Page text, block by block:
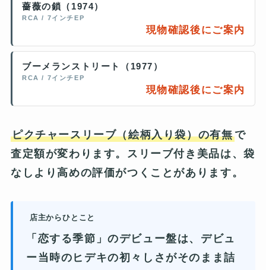
薔薇の鎖（1974）
RCA / 7インチEP
現物確認後にご案内
ブーメランストリート（1977）
RCA / 7インチEP
現物確認後にご案内
ピクチャースリーブ（絵柄入り袋）の有無で
査定額が変わります。スリーブ付き美品は、袋
なしより高めの評価がつくことがあります。
店主からひとこと
「恋する季節」のデビュー盤は、デビュ
ー当時のヒデキの初々しさがそのまま詰